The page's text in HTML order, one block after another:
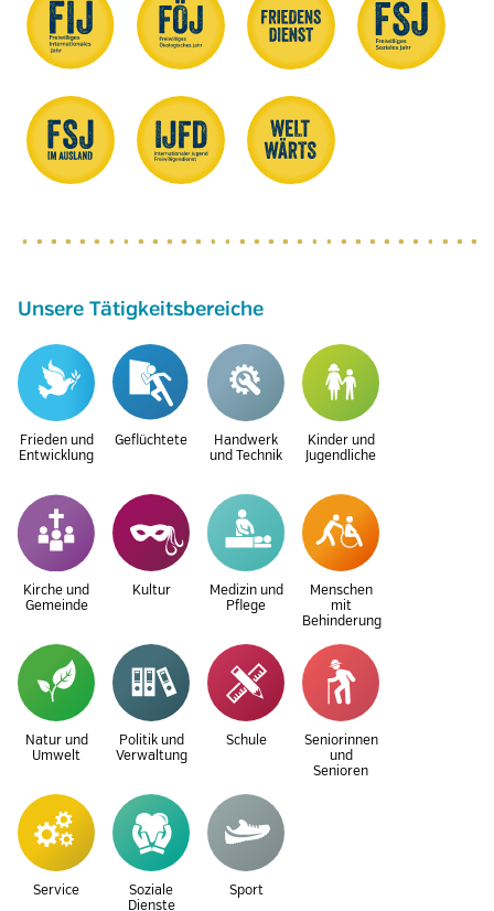
Unsere Tätigkeitsbereiche
Frieden und
Entwicklung
Geflüchtete
Handwerk
und Technik
Kinder und
Jugendliche
Kirche und
Gemeinde
Kultur
Medizin und
Pflege
Menschen
mit
Behinderung
Natur und
Umwelt
Politik und
Verwaltung
Schule
Seniorinnen
und
Senioren
Service
Soziale
Dienste
Sport